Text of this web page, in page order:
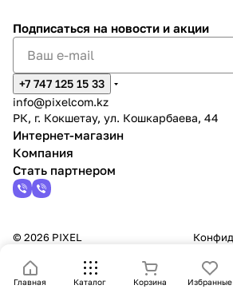
Главная Каталог Корзина Избранные
Подписаться на новости и акции
+7 747 125 15 33
info@pixelcom.kz
РК, г. Кокшетау, ул. Кошкарбаева, 44
Интернет-магазин
Компания
Стать партнером
© 2026 PIXEL